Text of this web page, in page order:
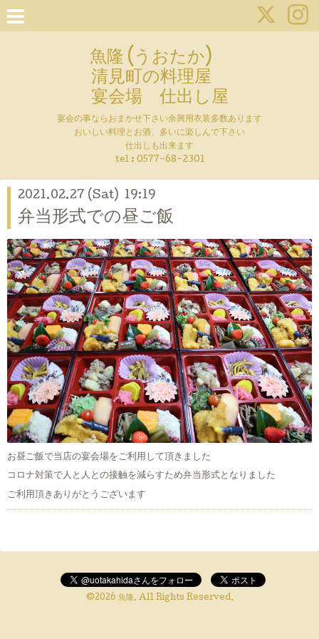
魚隆 (うおたか)
清見町の料理屋
宴会場 仕出し屋
宴会の事ならおまかせ下さい余興用衣装多数あります
おいしい料理とお酒、多いに楽しんで下さい
仕出しも出来ます
tel : 0577-68-2301
2021.02.27 (Sat) 19:19
弁当形式での昼ご飯
お昼ご飯で当店の宴会場をご利用して頂きました
コロナ対策で人と人との接触を減らすため弁当形式となりました
ご利用頂きありがとうございます
©2026 魚隆. All Rights Reserved.